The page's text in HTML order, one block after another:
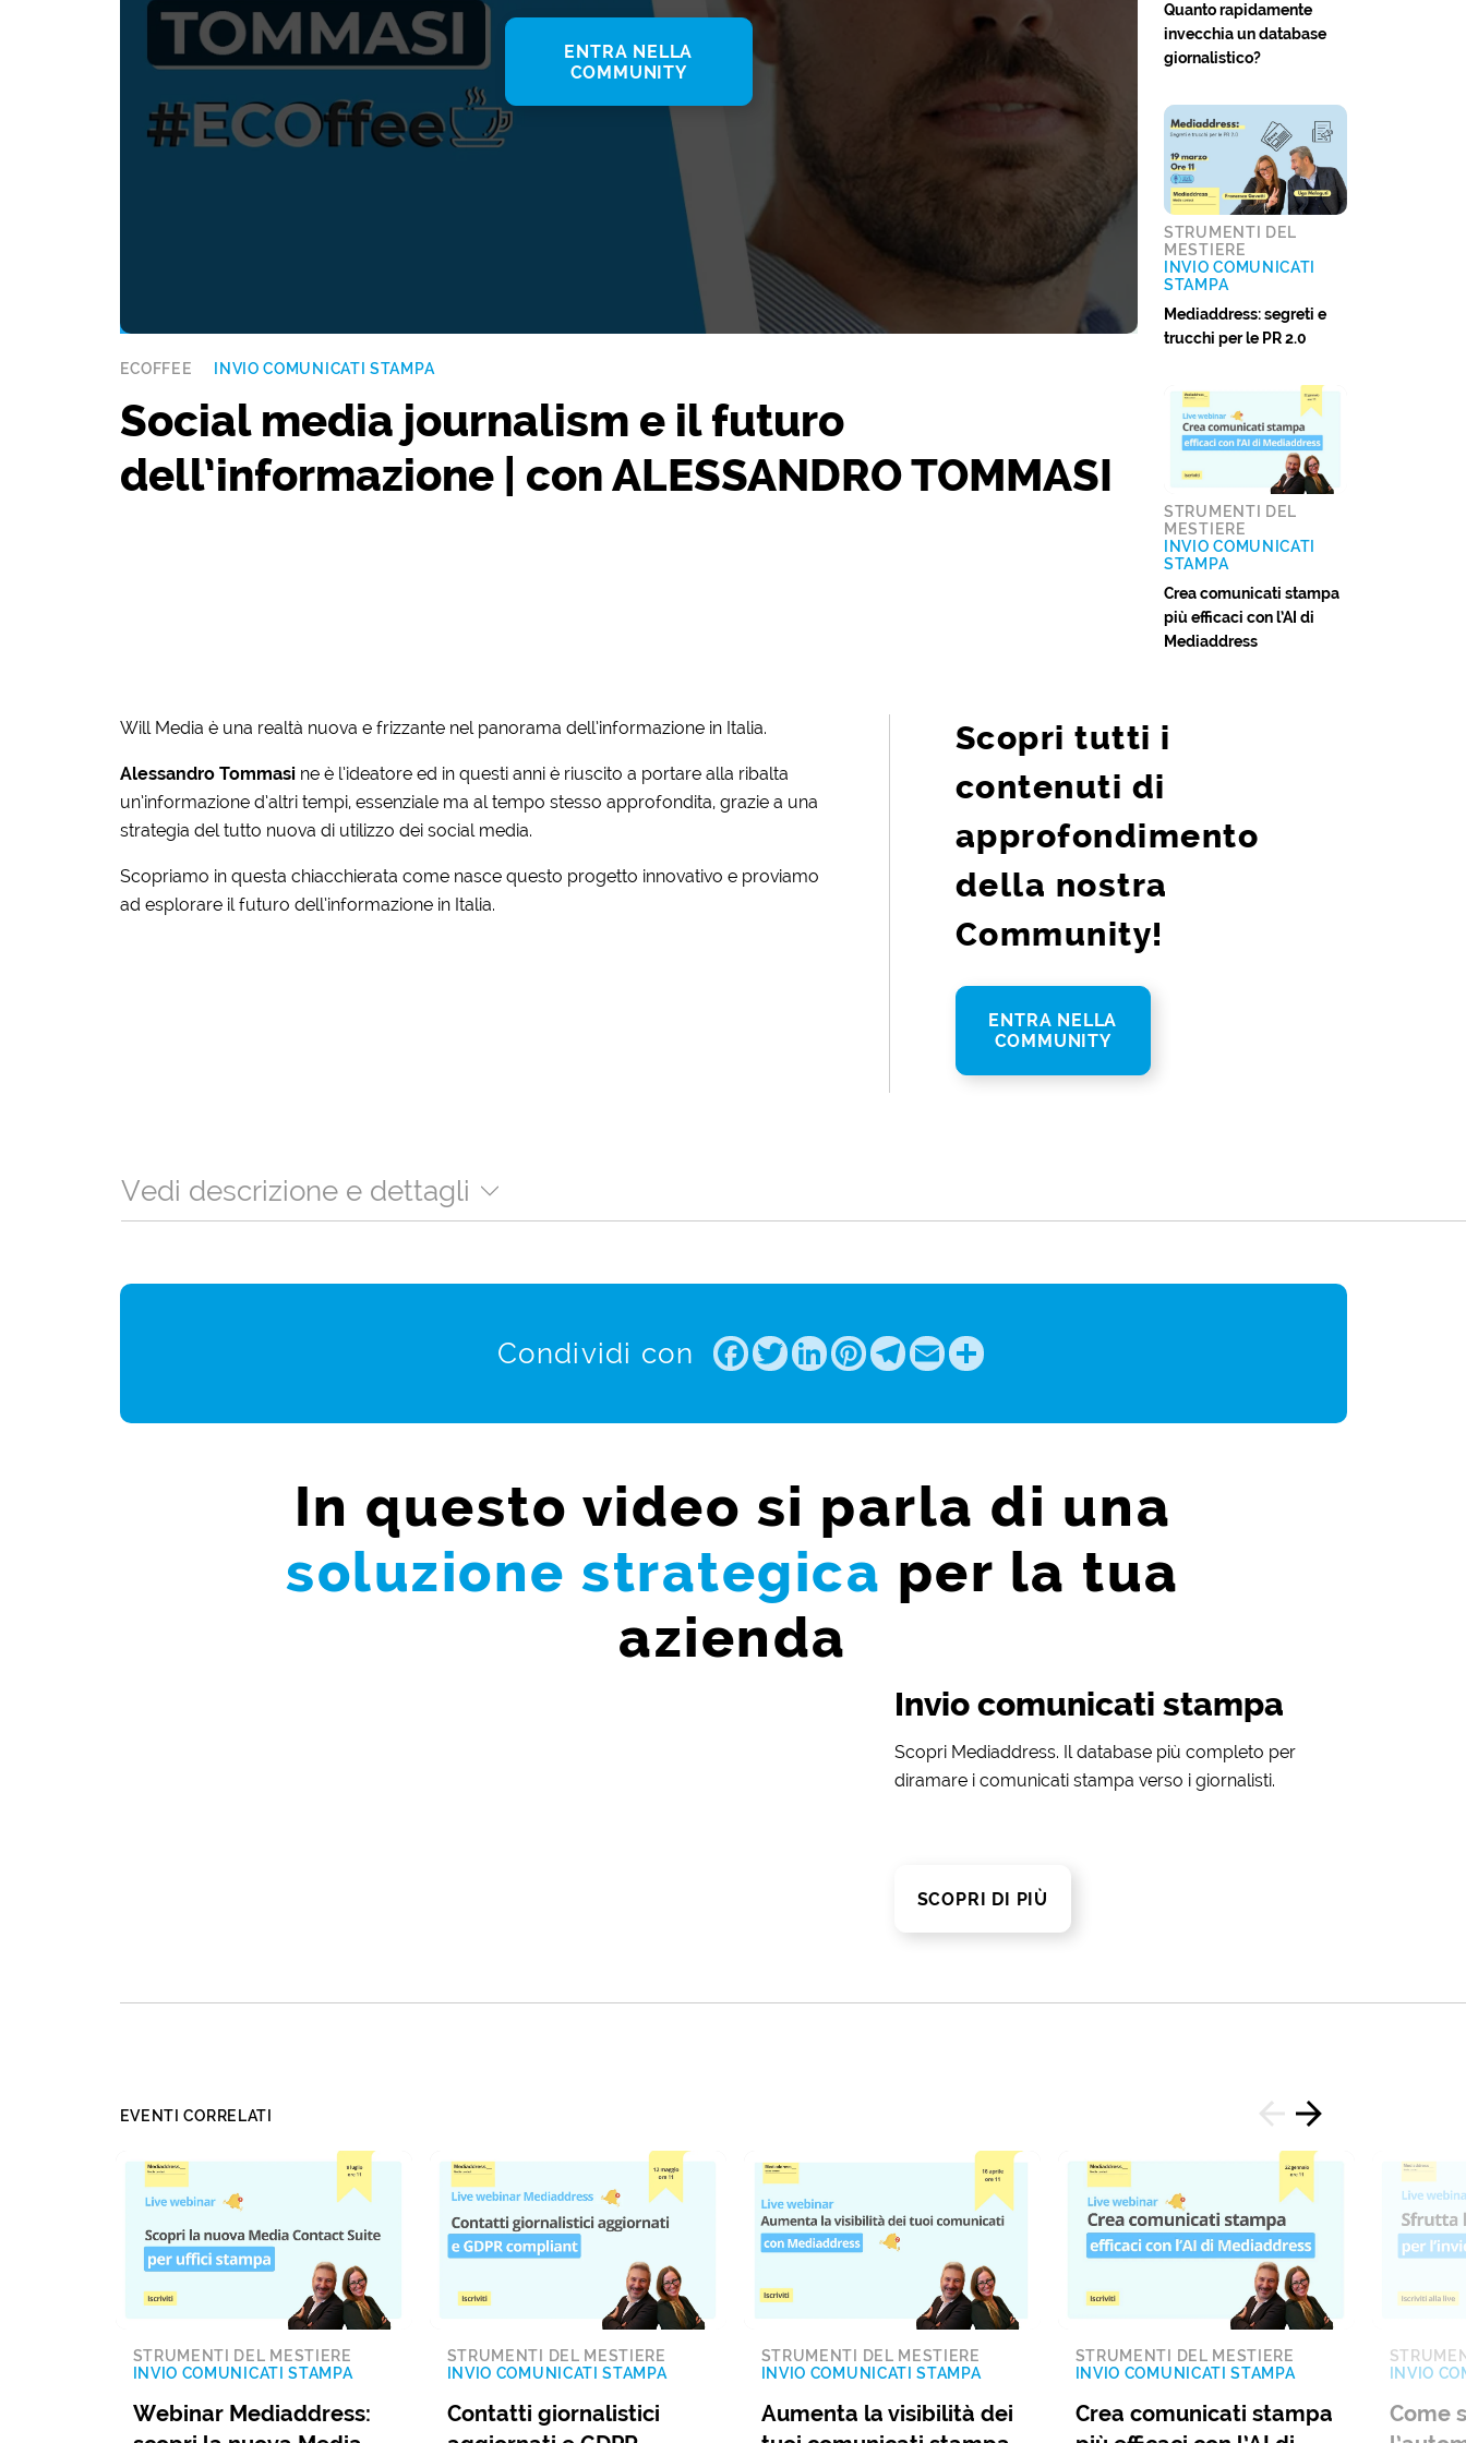
ENTRA NELLA
COMMUNITY
ECOFFEE INVIO COMUNICATI STAMPA
Social media journalism e il futuro
dell’informazione | con ALESSANDRO TOMMASI
Quanto rapidamente
invecchia un database
giornalistico?
STRUMENTI DEL
MESTIERE
INVIO COMUNICATI
STAMPA
Mediaddress: segreti e
trucchi per le PR 2.0
STRUMENTI DEL
MESTIERE
INVIO COMUNICATI
STAMPA
Crea comunicati stampa
più efficaci con l’AI di
Mediaddress
Will Media è una realtà nuova e frizzante nel panorama dell’informazione in Italia.
Alessandro Tommasine è l’ideatore ed in questi anni è riuscito a portare alla ribalta
un’informazione d’altri tempi, essenziale ma al tempo stesso approfondita, grazie a una
strategia del tutto nuova di utilizzo dei social media.
Scopriamo in questa chiacchierata come nasce questo progetto innovativo e proviamo
ad esplorare il futuro dell’informazione in Italia.
Scopri tutti i
contenuti di
approfondimento
della nostra
Community!
ENTRA NELLA
COMMUNITY
Vedi descrizione e dettagli
Condividi con Facebook
Twitter
LinkedIn
Pinterest
Telegram
EmailShare
In questo video si parla di una
soluzione strategica per la tua
azienda
Invio comunicati stampa
Scopri Mediaddress. Il database più completo per
diramare i comunicati stampa verso i giornalisti.
SCOPRI DI PIÙ
EVENTI CORRELATI
STRUMENTI DEL MESTIERE
INVIO COMUNICATI STAMPA
Webinar Mediaddress:
STRUMENTI DEL MESTIERE
INVIO COMUNICATI STAMPA
Contatti giornalistici
STRUMENTI DEL MESTIERE
INVIO COMUNICATI STAMPA
Aumenta la visibilità dei
STRUMENTI DEL MESTIERE
INVIO COMUNICATI STAMPA
Crea comunicati stampa
INVIO
Come